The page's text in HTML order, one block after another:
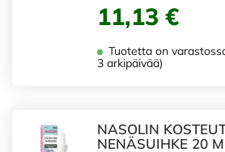
11,13 €
Tuotetta on
3 arkipäivää)
NASOLIN
NENÄSUIHKE 20